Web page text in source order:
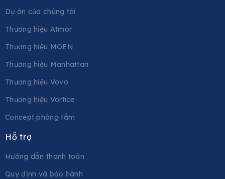
Dự án của chúng tôi
Thương hiệu Atmor
Thương hiệu MOEN
Thương hiệu Manhattan
Thương hiệu Vovo
Thương hiệu Vortice
Concept phòng tắm
Hỗ trợ
Hướng dẫn thanh toán
Quy định và bảo hành